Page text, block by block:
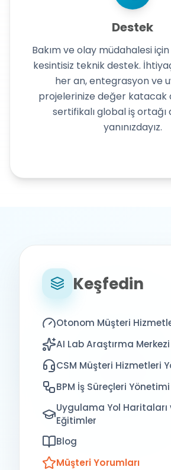
Destek
Bakım ve olay müdahalesi için
kesintisiz teknik destek.
her an, entegrasyon ve
projelerinize değer katacak
sertifikalı global iş ortağı
yanınızdayız.
Keşfedin
Otonom Müşteri
AI Lab Araştırma Merkezi
CSM Müşteri Hizmetleri
BPM İş Süreçleri Yönetimi
Uygulama Yol Haritaları
Eğitimler
Blog
Müşteri Yorumları